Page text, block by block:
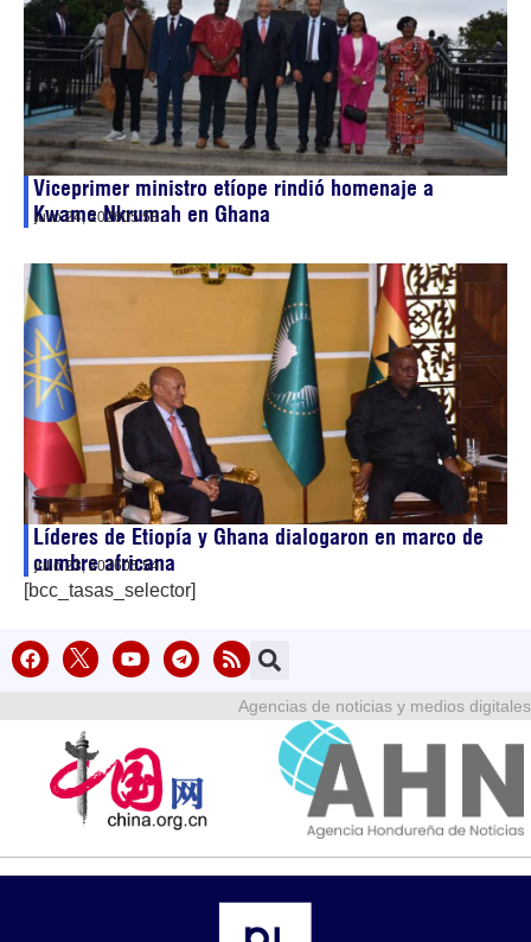
Viceprimer ministro etíope rindió homenaje a
Kwame Nkrumah en Ghana
julio 24, 202605:58
Líderes de Etiopía y Ghana dialogaron en marco de
cumbre africana
julio 23, 202605:54
[bcc_tasas_selector]
Agencias de noticias y medios digitales